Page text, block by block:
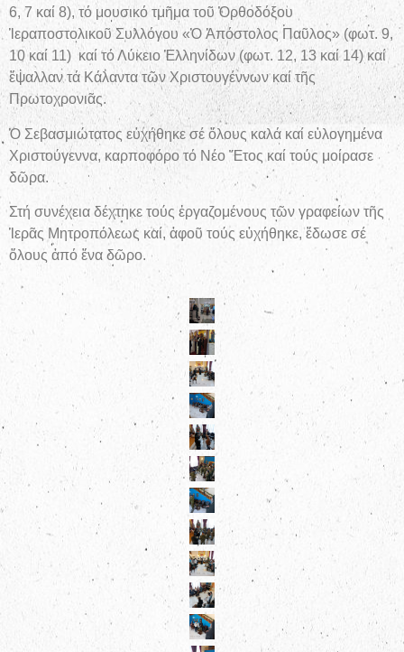
6, 7 καί 8), τό μουσικό τμῆμα τοῦ Ὀρθοδόξου
Ἱεραποστολικοῦ Συλλόγου «Ὁ Ἀπόστολος Παῦλος» (φωτ. 9,
10 καί 11) καί τό Λύκειο Ἑλληνίδων (φωτ. 12, 13 καί 14) καί
ἔψαλλαν τά Κάλαντα τῶν Χριστουγέννων καί τῆς
Πρωτοχρονιᾶς.
Ὁ Σεβασμιώτατος εὐχήθηκε σέ ὅλους καλά καί εὐλογημένα
Χριστούγεννα, καρποφόρο τό Νέο Ἔτος καί τούς μοίρασε
δῶρα.
Στή συνέχεια δέχτηκε τούς ἐργαζομένους τῶν γραφείων τῆς
Ἱερᾶς Μητροπόλεως καί, ἀφοῦ τούς εὐχήθηκε, ἔδωσε σέ
ὅλους ἀπό ἕνα δῶρο.